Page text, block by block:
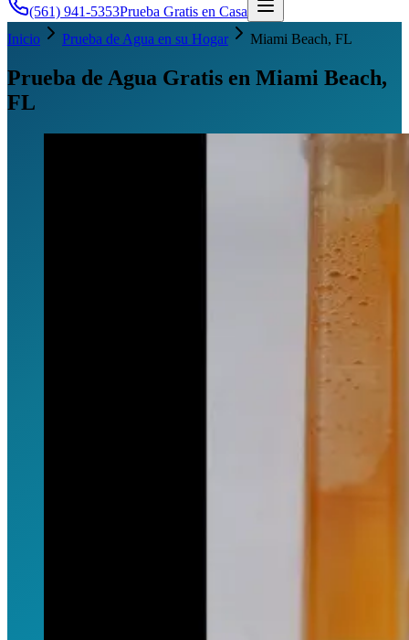
(561) 941-5353Prueba Gratis en Casa
Inicio
Prueba de Agua en su Hogar Miami Beach, FL
Prueba de Agua Gratis en Miami Beach,
FL